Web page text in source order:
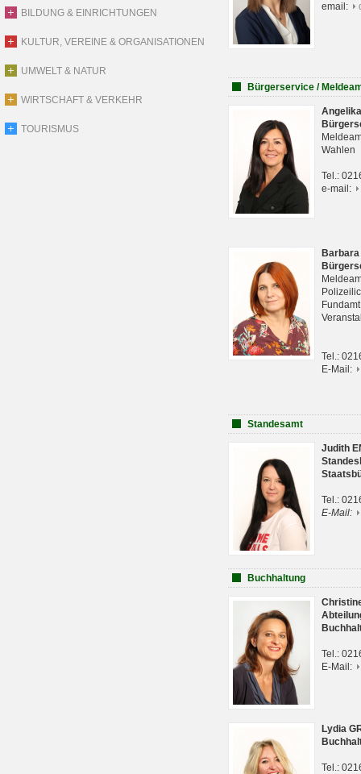
BILDUNG & EINRICHTUNGEN
KULTUR, VEREINE & ORGANISATIONEN
UMWELT & NATUR
WIRTSCHAFT & VERKEHR
TOURISMUS
email:
Bürgerservice /
Wahlen
Tel.:
e-mail:
Tel.:
E-Mail:
Standesamt
Judith
Tel.:
E-Mail:
Buchhaltung
Tel.:
E-Mail:
Lydia
Tel.: